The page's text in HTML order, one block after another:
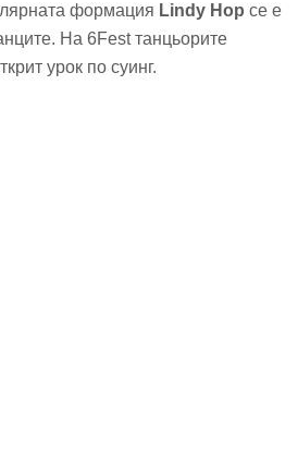
формация Lindy Hop се е
На 6Fest танцьорите
урок по суинг.